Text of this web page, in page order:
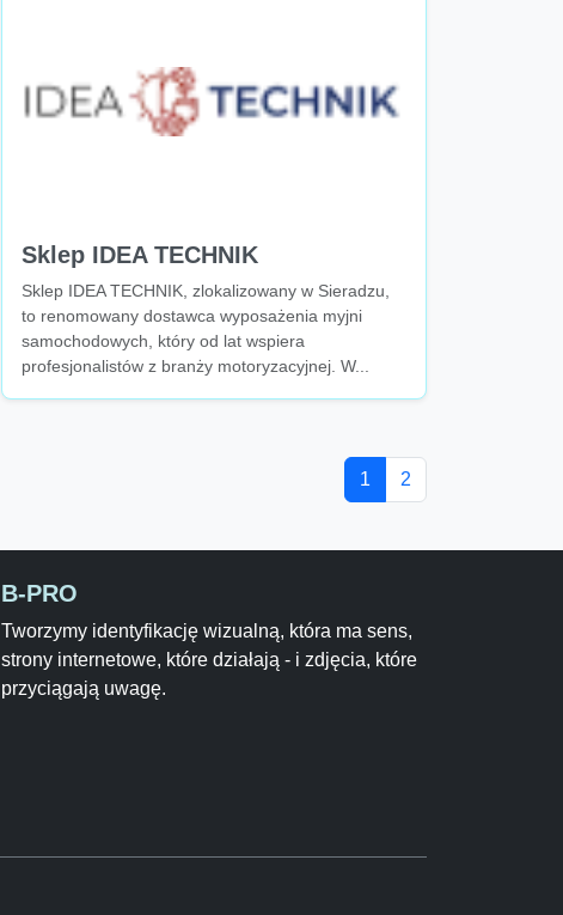
Sklep IDEA TECHNIK
Sklep IDEA TECHNIK, zlokalizowany w Sieradzu,
to renomowany dostawca wyposażenia myjni
samochodowych, który od lat wspiera
profesjonalistów z branży motoryzacyjnej. W...
1 2
B-PRO
Tworzymy identyfikację wizualną, która ma sens,
strony internetowe, które działają - i zdjęcia, które
przyciągają uwagę.